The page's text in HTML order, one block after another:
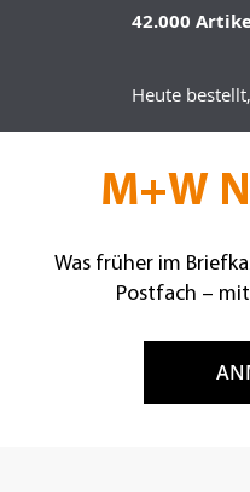
42.000
Heute bestellt,
M+W
Was früher im
Postfach –